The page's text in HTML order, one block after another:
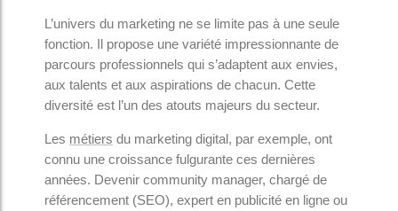
L’univers du marketing ne se limite pas à une seule
fonction. Il propose une variété impressionnante de
parcours professionnels qui s’adaptent aux envies,
aux talents et aux aspirations de chacun. Cette
diversité est l’un des atouts majeurs du secteur.
Les métiers du marketing digital, par exemple, ont
connu une croissance fulgurante ces dernières
années. Devenir community manager, chargé de
référencement (SEO), expert en publicité en ligne ou